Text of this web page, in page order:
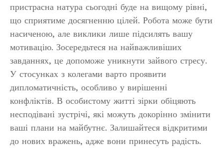
пристрасна натура сьогодні буде на вищому рівні,
що сприятиме досягненню цілей. Робота може бути
насиченою, але виклики лише підсилять вашу
мотивацію. Зосередьтеся на найважливіших
завданнях, це допоможе уникнути зайвого стресу.
У стосунках з колегами варто проявити
дипломатичність, особливо у вирішенні
конфліктів. В особистому житті зірки обіцяють
несподівані зустрічі, які можуть докорінно змінити
ваші плани на майбутнє. Залишайтеся відкритими
до нових вражень, адже вони принесуть радість.